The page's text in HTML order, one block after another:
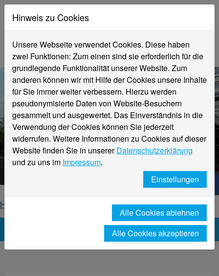
Aktuelle Meldungen
Hochschule Niederrhein
Hochschule Niederrhein. Dein Weg.
Home
News-Detailseite
Hinweis zu Cookies
Unsere Webseite verwendet Cookies. Diese haben
zwei Funktionen: Zum einen sind sie erforderlich für die
grundlegende Funktionalität unserer Website. Zum
anderen können wir mit Hilfe der Cookies unsere Inhalte
für Sie immer weiter verbessern. Hierzu werden
pseudonymisierte Daten von Website-Besuchern
gesammelt und ausgewertet. Das Einverständnis in die
Verwendung der Cookies können Sie jederzeit
widerrufen. Weitere Informationen zu Cookies auf dieser
Website finden Sie in unsererDatenschutzerklärung
und zu uns im Impressum.
Einstellungen
Alle Cookies ablehnen
Alle Cookies akzeptieren